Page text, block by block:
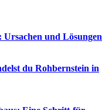
Ursachen und Lösungen
du Rohbernstein in